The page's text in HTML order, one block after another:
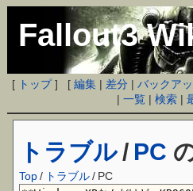
Fallout3
[ トップ] [編集 | 差分 |バックア
|一覧 |検索 |
トラブル / PC
Top / トラブル/ PC